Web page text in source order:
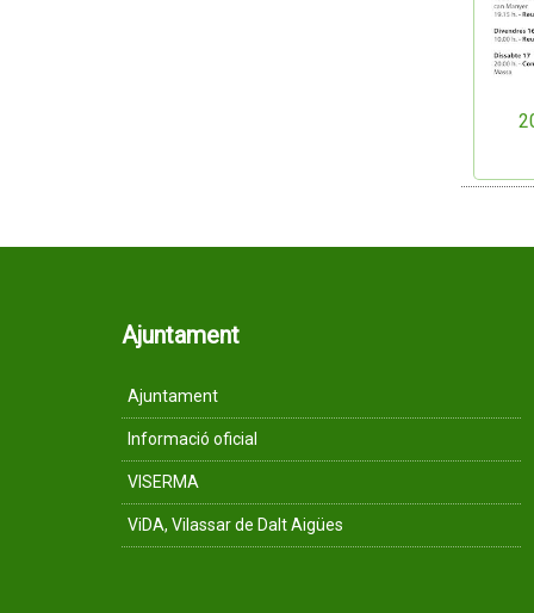
Ajuntament
Ajuntament
Informació oficial
VISERMA
ViDA, Vilassar de Dalt Aigües